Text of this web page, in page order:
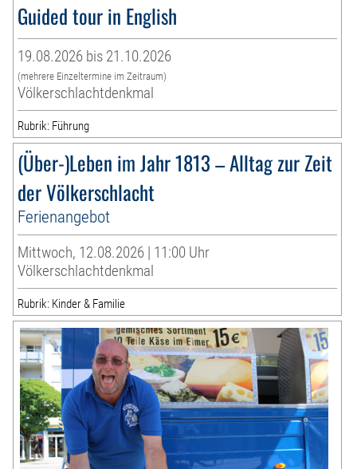
Guided tour in English
19.08.2026 bis 21.10.2026
(mehrere Einzeltermine im Zeitraum)
Völkerschlachtdenkmal
Rubrik: Führung
(Über-)Leben im Jahr 1813 – Alltag zur Zeit
der Völkerschlacht
Ferienangebot
Mittwoch, 12.08.2026 | 11:00 Uhr
Völkerschlachtdenkmal
Rubrik: Kinder & Familie